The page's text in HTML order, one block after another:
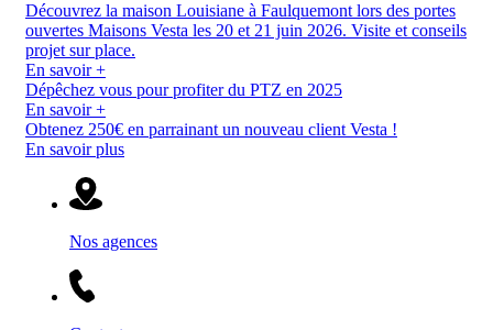
Découvrez la maison Louisiane à Faulquemont lors des portes
ouvertes Maisons Vesta les 20 et 21 juin 2026. Visite et conseils
projet sur place.
En savoir +
Dépêchez vous pour profiter du PTZ en 2025
En savoir +
Obtenez 250€ en parrainant un nouveau client Vesta !
En savoir plus
Nos agences